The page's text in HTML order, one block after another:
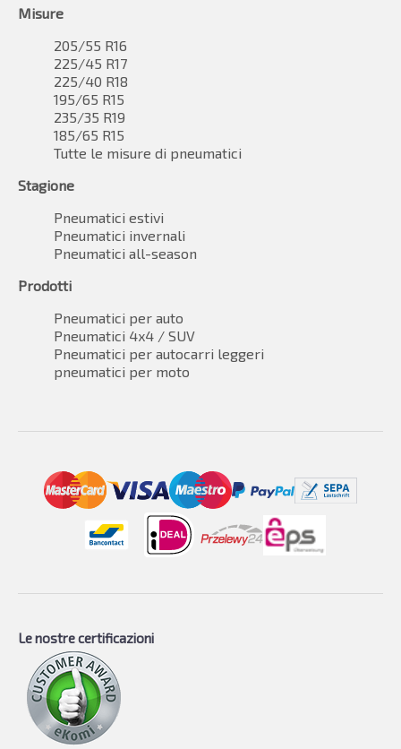
Misure
205/55 R16
225/45 R17
225/40 R18
195/65 R15
235/35 R19
185/65 R15
Tutte le misure di pneumatici
Stagione
Pneumatici estivi
Pneumatici invernali
Pneumatici all-season
Prodotti
Pneumatici per auto
Pneumatici 4x4 / SUV
Pneumatici per autocarri leggeri
pneumatici per moto
Le nostre certificazioni